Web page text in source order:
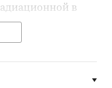
в
в России.